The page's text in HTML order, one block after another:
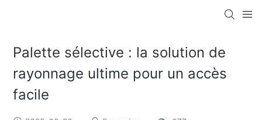
Palette sélective : la solution de
rayonnage ultime pour un accès
facile